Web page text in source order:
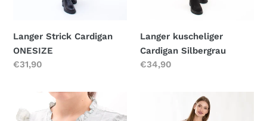
Langer Strick Cardigan
ONESIZE
Normaler
€31,90
Langer kuscheliger
Cardigan Silbergrau
Normaler
€34,90
Rüschenbluse
Salbei